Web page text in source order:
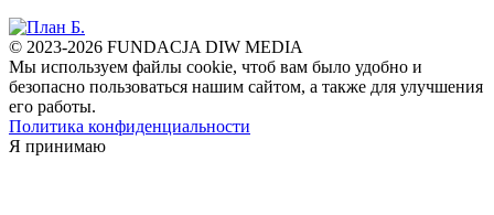
© 2023-2026 FUNDACJA DIW MEDIA
Мы используем файлы cookie, чтоб вам было удобно и
безопасно пользоваться нашим сайтом, а также для улучшения
его работы.
Политика конфиденциальности
Я принимаю